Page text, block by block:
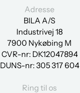
Adresse
BILA A/S
Industrivej 18
7900 Nykøbing M
CVR-nr: DK12047894
DUNS-nr: 305 317 604
Ring til os